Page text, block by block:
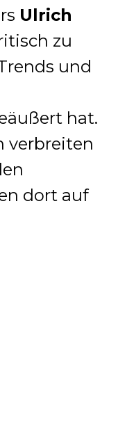
Ulrich
zu
und
hat.
verbreiten
dort auf